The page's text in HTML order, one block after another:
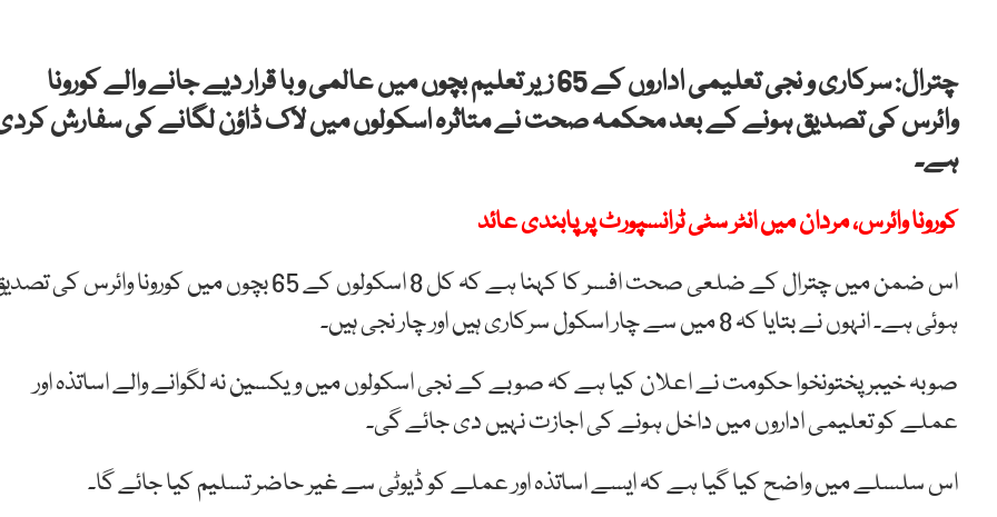
چترال: سرکاری و نجی تعلیمی اداروں کے 65 زیر تعلیم بچوں میں عالمی وبا قرار دیے جانے والے کورونا
وائرس کی تصدیق ہونے کے بعد محکمہ صحت نے متاثرہ اسکولوں میں لاک ڈاؤن لگانے کی سفارش
ہے۔
کورونا وائرس، مردان میں انٹر سٹی ٹرانسپورٹ پر پابندی عائد
اس ضمن میں چترال کے ضلعی صحت افسر کا کہنا ہے کہ کل 8 اسکولوں کے 65 بچوں میں کورونا وائرس کی
ہوئی ہے۔ انہوں نے بتایا کہ 8 میں سے چار اسکول سرکاری ہیں اور چار نجی ہیں۔
صوبہ خیبر پختونخوا حکومت نے اعلان کیا ہے کہ صوبے کے نجی اسکولوں میں ویکسین نہ لگوانے والے اساتذہ اور
عملے کو تعلیمی اداروں میں داخل ہونے کی اجازت نہیں دی جائے گی۔
اس سلسلے میں واضح کیا گیا ہے کہ ایسے اساتذہ اور عملے کو ڈیوٹی سے غیر حاضر تسلیم کیا جائے گا۔